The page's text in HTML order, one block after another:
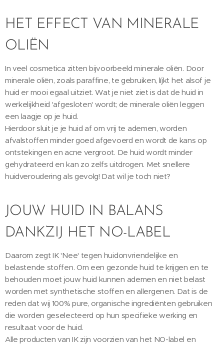
HET EFFECT VAN MINERALE
OLIËN
In veel cosmetica zitten bijvoorbeeld minerale oliën. Door
minerale oliën, zoals paraffine, te gebruiken, líjkt het alsof je
huid er mooi egaal uitziet. Wat je niet ziet is dat de huid in
werkelijkheid 'afgesloten' wordt; de minerale oliën leggen
een laagje op je huid.
Hierdoor sluit je je huid af om vrij te ademen, worden
afvalstoffen minder goed afgevoerd en wordt de kans op
ontstekingen en acne vergroot. De huid wordt minder
gehydrateerd en kan zo zelfs uitdrogen. Met snellere
huidveroudering als gevolg! Dat wil je toch niet?
JOUW HUID IN BALANS
DANKZIJ HET NO-LABEL
Daarom zegt IK 'Nee' tegen huidonvriendelijke en
belastende stoffen. Om een gezonde huid te krijgen en te
behouden moet jouw huid kunnen ademen en niet belast
worden met synthetische stoffen en allergenen. Dat is de
reden dat wij 100% pure, organische ingrediënten gebruiken
die worden geselecteerd op hun specifieke werking en
resultaat voor de huid.
Alle producten van IK zijn voorzien van het NO-label en